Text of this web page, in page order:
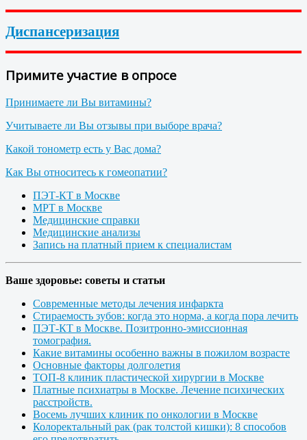
Диспансеризация
Примите участие в опросе
Принимаете ли Вы витамины?
Учитываете ли Вы отзывы при выборе врача?
Какой тонометр есть у Вас дома?
Как Вы относитесь к гомеопатии?
ПЭТ-КТ в Москве
МРТ в Москве
Медицинские справки
Медицинские анализы
Запись на платный прием к специалистам
Ваше здоровье: советы и статьи
Современные методы лечения инфаркта
Стираемость зубов: когда это норма, а когда пора лечить
ПЭТ-КТ в Москве. Позитронно-эмиссионная
томография.
Какие витамины особенно важны в пожилом возрасте
Основные факторы долголетия
ТОП-8 клиник пластической хирургии в Москве
Платные психиатры в Москве. Лечение психических
расстройств.
Восемь лучших клиник по онкологии в Москве
Колоректальный рак (рак толстой кишки): 8 способов